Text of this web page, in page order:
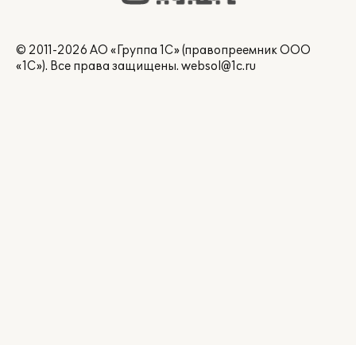
© 2011-2026 АО «Группа 1С» (правопреемник ООО
«1С»). Все права защищены. websol@1c.ru